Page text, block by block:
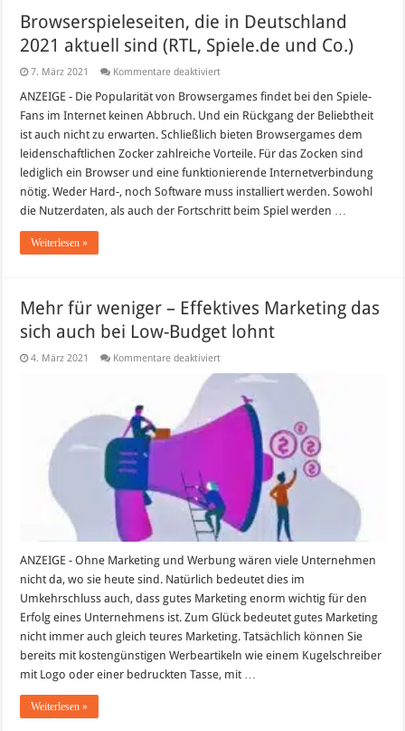
Browserspieleseiten, die in Deutschland
2021 aktuell sind (RTL, Spiele.de und Co.)
7. März 2021 Kommentare deaktiviertfür
die
in
Deutschland
2021
aktuell
sind
(RTL,
Spiele.de
und
ANZEIGE - Die Popularität von Browsergames findet bei den Spiele-
Fans im Internet keinen Abbruch. Und ein Rückgang der Beliebtheit
ist auch nicht zu erwarten. Schließlich bieten Browsergames dem
leidenschaftlichen Zocker zahlreiche Vorteile. Für das Zocken sind
lediglich ein Browser und eine funktionierende Internetverbindung
nötig. Weder Hard-, noch Software muss installiert werden. Sowohl
die Nutzerdaten, als auch der Fortschritt beim Spiel werden …
Weiterlesen »
Mehr für weniger – Effektives Marketing das
sich auch bei Low-Budget lohnt
4. März 2021 Kommentare deaktiviertfür
weniger
Effektives
Marketing
Budget
lohnt
ANZEIGE - Ohne Marketing und Werbung wären viele Unternehmen
nicht da, wo sie heute sind. Natürlich bedeutet dies im
Umkehrschluss auch, dass gutes Marketing enorm wichtig für den
Erfolg eines Unternehmens ist. Zum Glück bedeutet gutes Marketing
nicht immer auch gleich teures Marketing. Tatsächlich können Sie
bereits mit kostengünstigen Werbeartikeln wie einem Kugelschreiber
mit Logo oder einer bedruckten Tasse, mit …
Weiterlesen »